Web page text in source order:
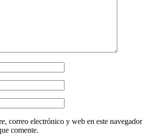
correo electrónico y web en este navegador
comente.